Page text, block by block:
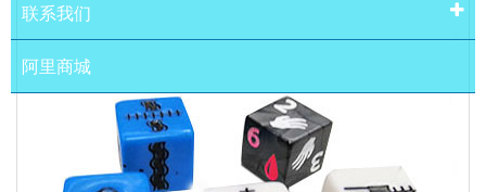
联系我们
阿里商城